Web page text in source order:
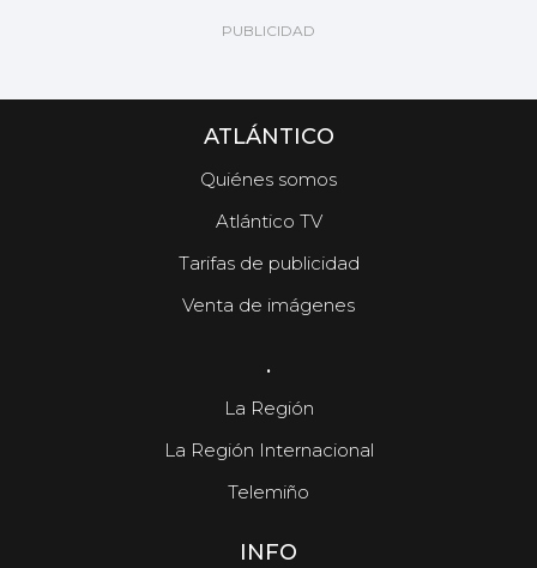
ATLÁNTICO
Quiénes somos
Atlántico TV
Tarifas de publicidad
Venta de imágenes
.
La Región
La Región Internacional
Telemiño
INFO